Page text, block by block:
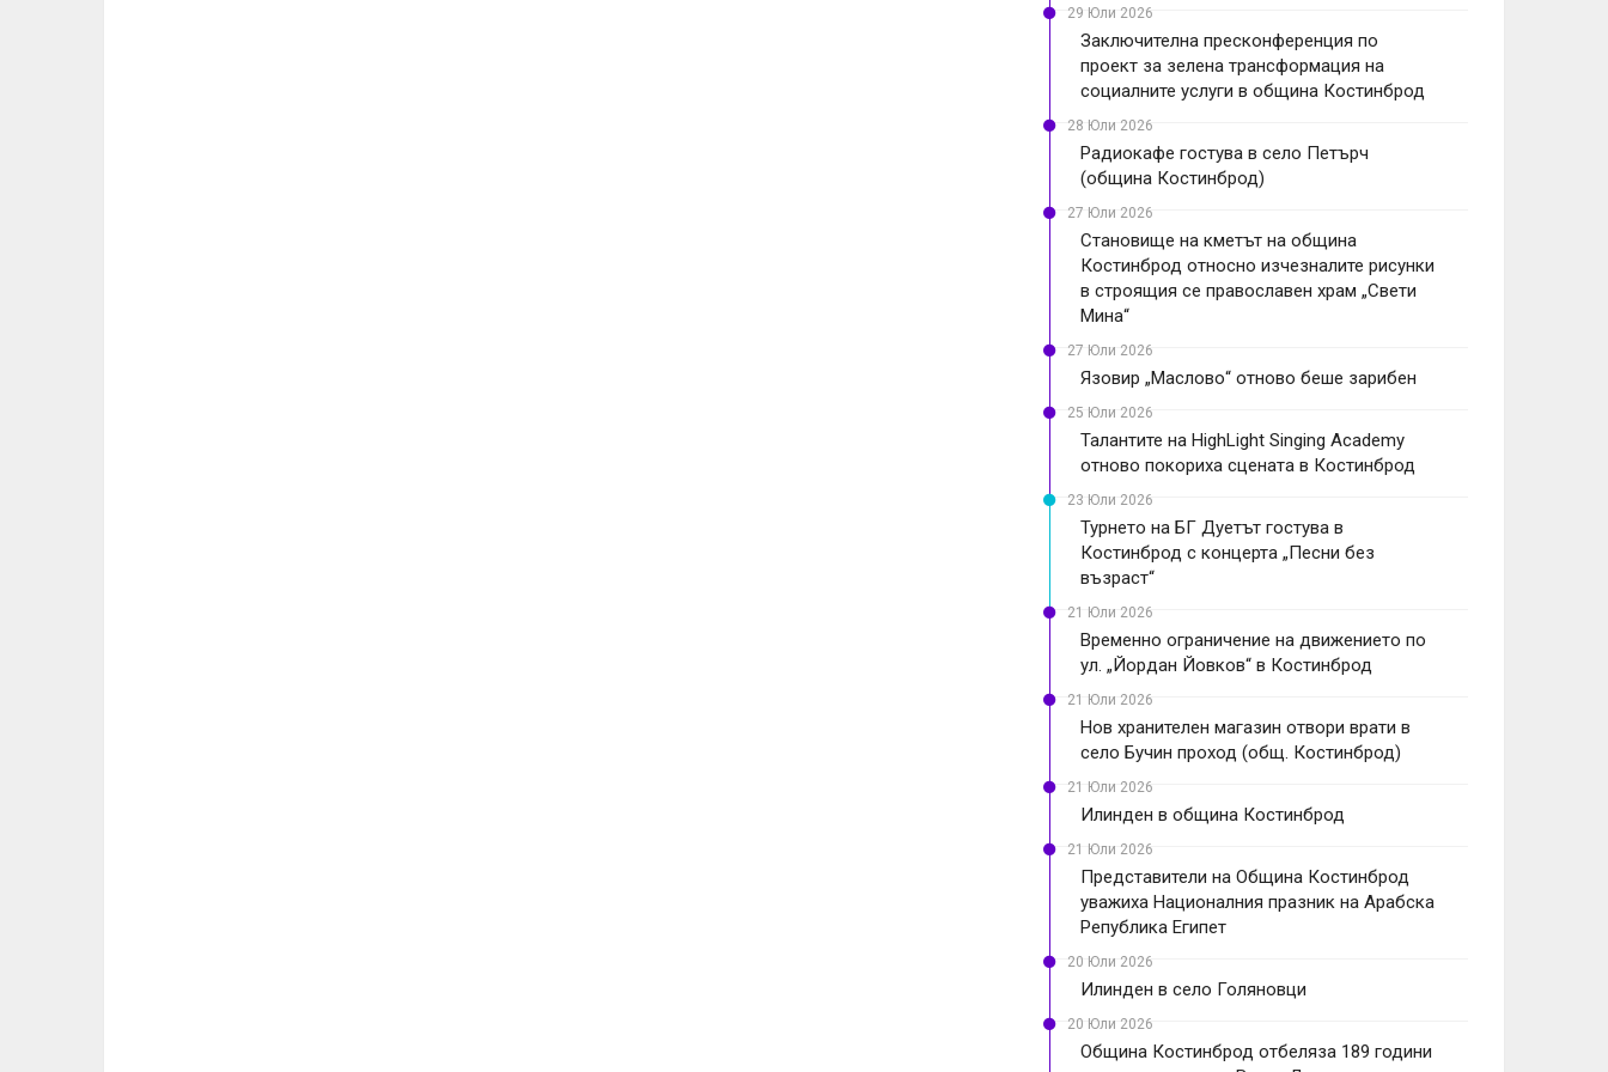
29 Юли 2026
Заключителна пресконференция по
проект за зелена трансформация на
социалните услуги в община Костинброд
28 Юли 2026
Радиокафе гостува в село Петърч
(община Костинброд)
27 Юли 2026
Становище на кметът на община
Костинброд относно изчезналите рисунки
в строящия се православен храм „Свети
Мина“
27 Юли 2026
Язовир „Маслово“ отново беше зарибен
25 Юли 2026
Талантите на HighLight Singing Academy
отново покориха сцената в Костинброд
23 Юли 2026
Турнето на БГ Дуетът гостува в
Костинброд с концерта „Песни без
възраст“
21 Юли 2026
Временно ограничение на движението по
ул. „Йордан Йовков“ в Костинброд
21 Юли 2026
Нов хранителен магазин отвори врати в
село Бучин проход (общ. Костинброд)
21 Юли 2026
Илинден в община Костинброд
21 Юли 2026
Представители на Община Костинброд
уважиха Националния празник на Арабска
Република Египет
20 Юли 2026
Илинден в село Голяновци
20 Юли 2026
Община Костинброд отбеляза 189 години